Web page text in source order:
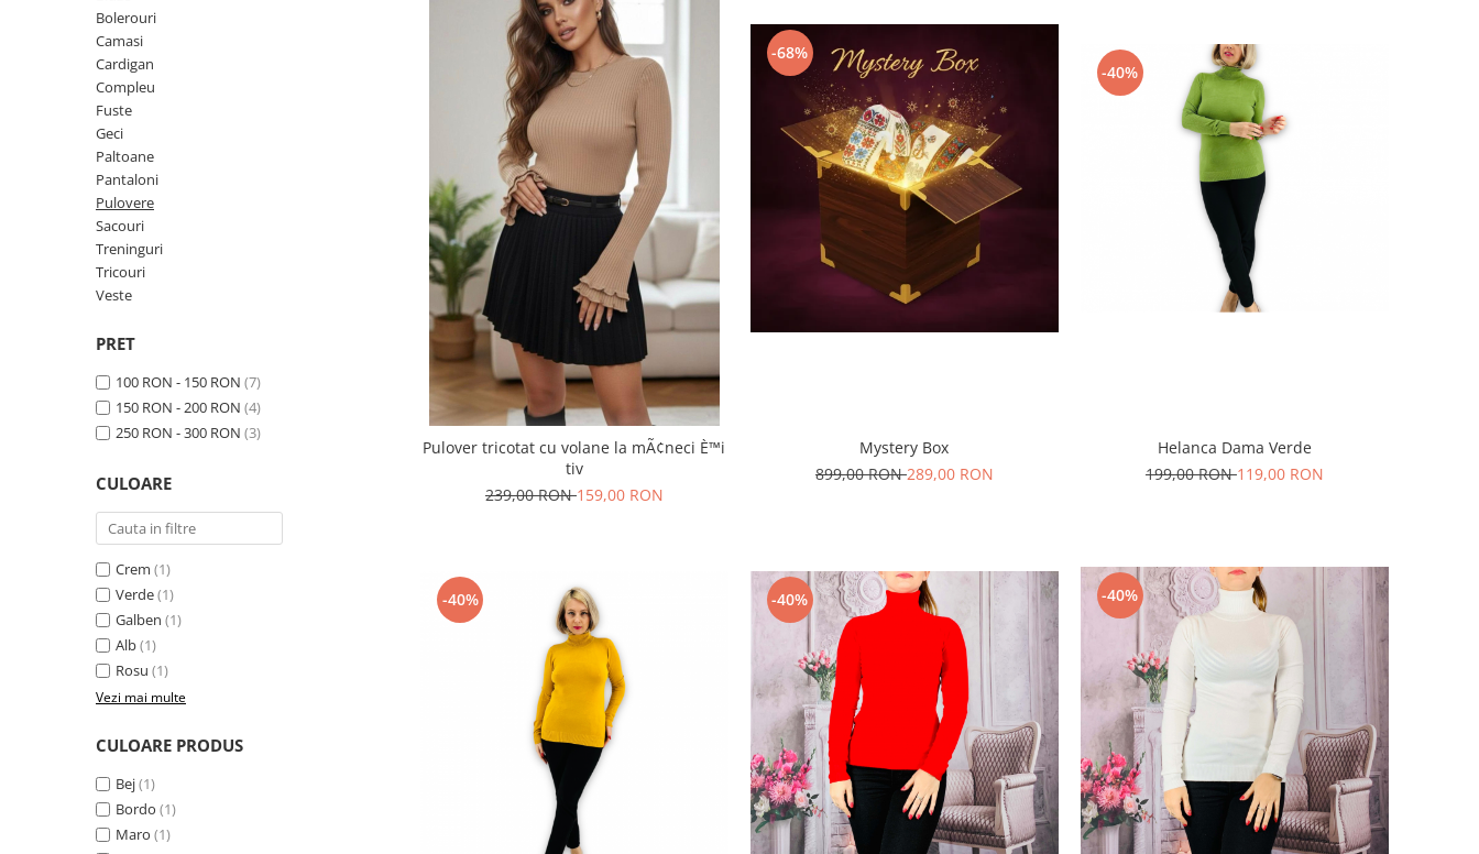
Ii traditionale
Rochii traditionale
Rochii Elegante
Costume populare
Fote & Catrinte
Incaltaminte
Bolerouri
Camasi
Cardigan
Compleu
Fuste
Geci
Paltoane
Pantaloni
Pulovere
Sacouri
Treninguri
Tricouri
Veste
PRET
100 RON - 150 RON (7)
150 RON - 200 RON (4)
250 RON - 300 RON (3)
CULOARE
Crem (1)
Verde(1)
Galben (1)
Alb(1)
Rosu (1)
Vezi mai multe
CULOARE PRODUS
Bej(1)
Bordo (1)
Maro (1)
Pulover tricotat cu volane la mÃ¢neci È™i
tiv
239,00 RON159,00 RON
-68%
Mystery Box
899,00 RON289,00 RON
-40%
Helanca Dama Verde
199,00 RON119,00 RON
-40% -40% -40%